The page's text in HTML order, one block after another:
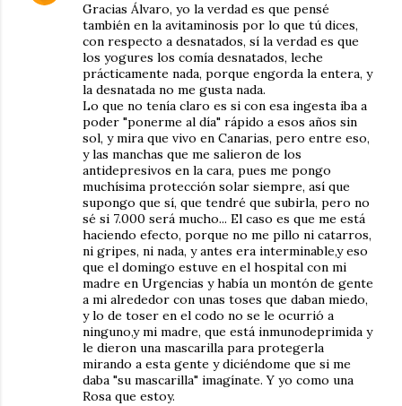
Gracias Álvaro, yo la verdad es que pensé
también en la avitaminosis por lo que tú dices,
con respecto a desnatados, sí la verdad es que
los yogures los comía desnatados, leche
prácticamente nada, porque engorda la entera, y
la desnatada no me gusta nada.
Lo que no tenía claro es si con esa ingesta iba a
poder "ponerme al día" rápido a esos años sin
sol, y mira que vivo en Canarias, pero entre eso,
y las manchas que me salieron de los
antidepresivos en la cara, pues me pongo
muchísima protección solar siempre, así que
supongo que sí, que tendré que subirla, pero no
sé si 7.000 será mucho... El caso es que me está
haciendo efecto, porque no me pillo ni catarros,
ni gripes, ni nada, y antes era interminable,y eso
que el domingo estuve en el hospital con mi
madre en Urgencias y había un montón de gente
a mi alrededor con unas toses que daban miedo,
y lo de toser en el codo no se le ocurrió a
ninguno,y mi madre, que está inmunodeprimida y
le dieron una mascarilla para protegerla
mirando a esta gente y diciéndome que si me
daba "su mascarilla" imagínate. Y yo como una
Rosa que estoy.